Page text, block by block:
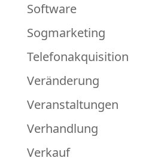
Software
Sogmarketing
Telefonakquisition
Veränderung
Veranstaltungen
Verhandlung
Verkauf